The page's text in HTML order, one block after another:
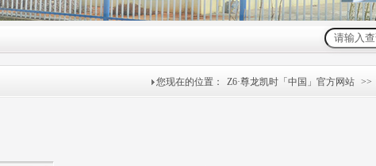
您现在的位置： Z6·尊龙凯时「中国」官方网站 >>